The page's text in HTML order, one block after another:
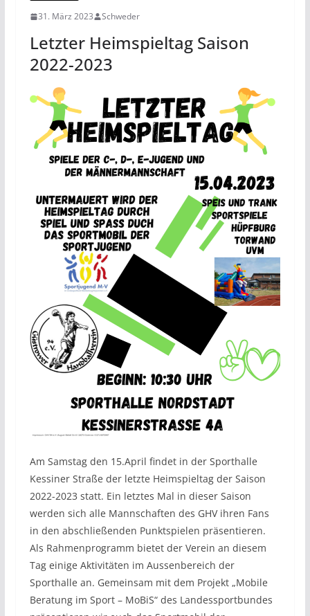
31. März 2023 Schweder
Letzter Heimspieltag Saison
2022-2023
Am Samstag den 15.April findet in der Sporthalle
Kessiner Straße der letzte Heimspieltag der Saison
2022-2023 statt. Ein letztes Mal in dieser Saison
werden sich alle Mannschaften des GHV ihren Fans
in den abschließenden Punktspielen präsentieren.
Als Rahmenprogramm bietet der Verein an diesem
Tag einige Aktivitäten im Aussenbereich der
Sporthalle an. Gemeinsam mit dem Projekt „Mobile
Beratung im Sport – MoBiS“ des Landessportbundes